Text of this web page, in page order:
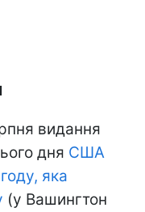
видання
дня США
яка
(у Вашингтон